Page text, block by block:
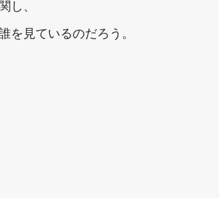
し、
を見ているのだろう。